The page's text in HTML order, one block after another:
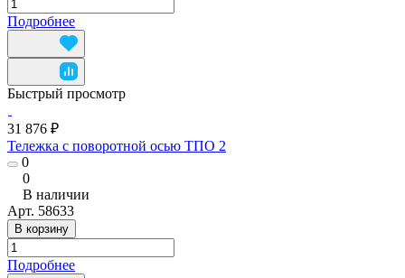
Подробнее
Быстрый просмотр
31 876 ₽
Тележка с поворотной осью ТПО 2
0
0
В наличии
Арт. 58633
В корзину
Подробнее